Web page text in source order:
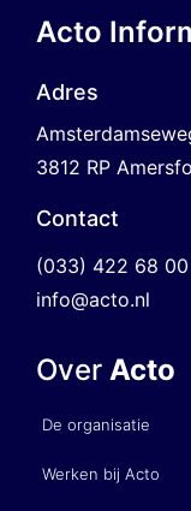
Acto
Adres
3812 RP
Contact
(033) 422 68 00
info@acto.nl
Over Acto
De organisatie
Werken bij Acto